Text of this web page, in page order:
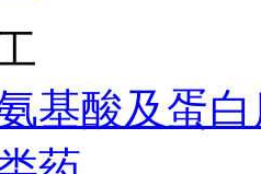
基酸及蛋